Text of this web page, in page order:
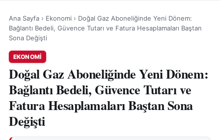
Ana Sayfa › Ekonomi › Doğal Gaz Aboneliğinde Yeni Dönem:
Bağlantı Bedeli, Güvence Tutarı ve Fatura Hesaplamaları Baştan
Sona Değişti
EKONOMI
Doğal Gaz Aboneliğinde Yeni Dönem:
Bağlantı Bedeli, Güvence Tutarı ve
Fatura Hesaplamaları Baştan Sona
Değişti